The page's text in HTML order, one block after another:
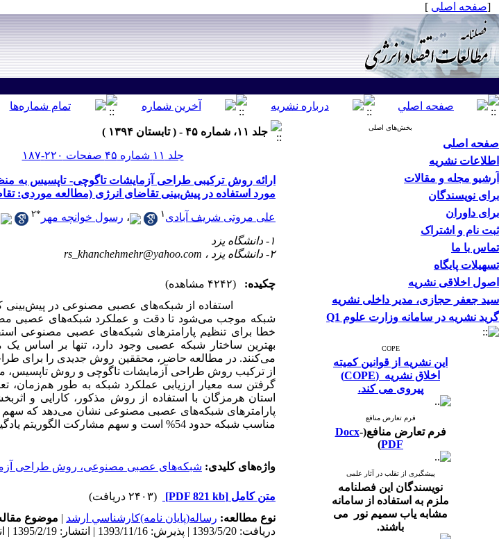
[صفحه اصلی ]
بخش‌های اصلی
صفحه اصلی
اطلاعات نشریه
آرشیو مجله و مقالات
برای نویسندگان
برای داوران
ثبت نام و اشتراک
تماس با ما
تسهیلات پایگاه
اصول اخلاقی نشریه
سید جعفر حجازی، مدیر داخلی نشریه
گرید نشریه در سامانه وزارت علوم Q1
COPE
این نشریه از قوانین کمیته
اخلاق نشریه (COPE)
پیروی می کند.
فرم تعارض منافع
فرم تعارض منافع( Docx-
PDF
)
پیشگیری از تقلب در آثار علمی
نویسندگان این فصلنامه
ملزم به استفاده از سامانه
مشابه یاب سمیم نور می
باشند.
جلد ۱۱، شماره ۴۵ - ( تابستان ۱۳۹۴ )
جلد ۱۱ شماره ۴۵ صفحات ۲۲۰-۱۸۷
ارائه روش ترکیبی طراحی آزمایشات تاگوچی- تاپسیس به
مورد استفاده در پیش‌بینی تقاضای انرژی (مطالعه موردی:
علی مروتی شریف آبادی ۱ ، رسول خوانچه مهر *۲
۱- دانشگاه یزد
۲- دانشگاه یزد ،
rs_khanchehmehr@yahoo.com
چکیده:
(۴۲۴۲ مشاهده)
استفاده از شبکه‌های عصبی مصنوعی در پیش‌بینی
شبکه موجب می‌شود تا دقت و عملکرد شبکه‌های عصبی
خطا برای تنظیم پارامترهای شبکه‌های عصبی مصنوعی
بهترین ساختار شبکه عصبی وجود دارد، تنها بر اساس یک
می‌کنند. در مطالعه حاضر، محققین روش جدیدی را برای
از ترکیب روش‌ طراحی آزمایشات تاگوچی و روش تاپسیس،
گرفتن سه معیار ارزیابی عملکرد شبکه به طور هم‌زمان،
استان هرمزگان با استفاده از روش مذکور، کارایی و
پارامترهای شبکه‌های عصبی مصنوعی نشان می‌دهد که سهم
مناسب شبکه حدود 54% است و سهم مشارکت الگوریتم یادگیری نیز حدود 27% می‌باشد.
واژه‌های کلیدی: شبکه‌های عصبی مصنوعی، روش طراحی
متن کامل [PDF 821 kb]
(۲۴۰۳ دریافت)
نوع مطالعه: رساله(پايان نامه)كارشناسي ارشد | موضوع
دریافت: 1393/5/20 | پذیرش: 1393/11/16 | انتشار: 1395/2/19 | انتشار الکترونیک: 1395/2/19